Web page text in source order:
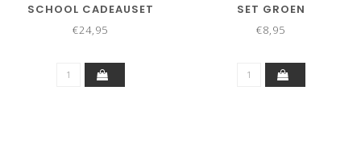
SCHOOL CADEAUSET
€24,95
SET GROEN
€8,95